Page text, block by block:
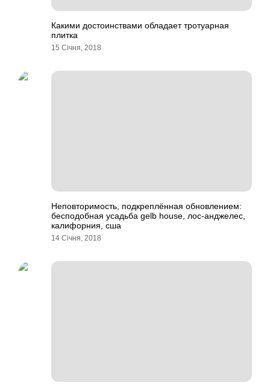
Какими достоинствами обладает тротуарная
плитка
15 Січня, 2018
Неповторимость, подкреплённая обновлением:
бесподобная усадьба gelb house, лос-анджелес,
калифорния, сша
14 Січня, 2018